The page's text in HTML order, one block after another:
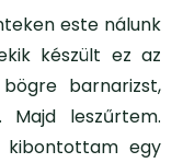
este nálunk
készült ez az
barnarizst,
Majd leszűrtem.
kibontottam egy